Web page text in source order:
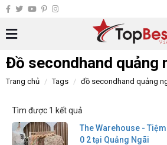
Đồ secondhand quảng
Trang chủ Tags đồ secondhand quảng
Tìm được 1 kết quả
The Warehouse -
0 2 tại Quảng Ngãi